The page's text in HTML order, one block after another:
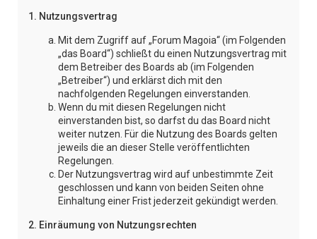
1. Nutzungsvertrag
Mit dem Zugriff auf „Forum Magoia“ (im Folgenden
„das Board“) schließt du einen Nutzungsvertrag mit
dem Betreiber des Boards ab (im Folgenden
„Betreiber“) und erklärst dich mit den
nachfolgenden Regelungen einverstanden.
Wenn du mit diesen Regelungen nicht
einverstanden bist, so darfst du das Board nicht
weiter nutzen. Für die Nutzung des Boards gelten
jeweils die an dieser Stelle veröffentlichten
Regelungen.
Der Nutzungsvertrag wird auf unbestimmte Zeit
geschlossen und kann von beiden Seiten ohne
Einhaltung einer Frist jederzeit gekündigt werden.
2. Einräumung von Nutzungsrechten